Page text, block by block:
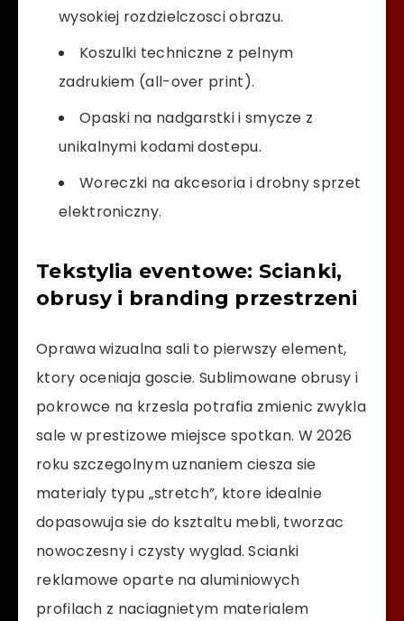
wysokiej rozdzielczosci obrazu.
Koszulki techniczne z pelnym
zadrukiem (all-over print).
Opaski na nadgarstki i smycze z
unikalnymi kodami dostepu.
Woreczki na akcesoria i drobny sprzet
elektroniczny.
Tekstylia eventowe: Scianki,
obrusy i branding przestrzeni
Oprawa wizualna sali to pierwszy element,
ktory oceniaja goscie. Sublimowane obrusy i
pokrowce na krzesla potrafia zmienic zwykla
sale w prestizowe miejsce spotkan. W 2026
roku szczegolnym uznaniem ciesza sie
materialy typu „stretch”, ktore idealnie
dopasowuja sie do ksztaltu mebli, tworzac
nowoczesny i czysty wyglad. Scianki
reklamowe oparte na aluminiowych
profilach z naciagnietym materialem